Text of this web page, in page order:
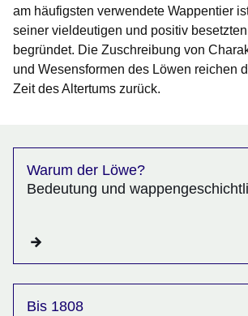
am häufigsten verwendete Wappen­tier
seiner vieldeutigen und positiv
begründet. Die Zuschreibung von
und Wesensformen des Löwen reichen
Zeit des Altertums zurück.
Warum der Löwe?
Bedeutung und
Bis 1808